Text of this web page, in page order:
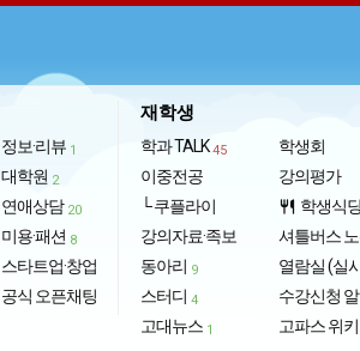
정보·리뷰 1
대학원 2
연애상담 20
미용·패션 8
스타트업·창업
공식 오픈채팅
재학생
학과 TALK 45
이중전공
└ 쿠플라이
강의자료·족보
동아리 9
스터디 4
고대뉴스 1
학생회
강의평가
restaurant 학생식
셔틀버스
열람실 (실
수강신청
고파스 위키